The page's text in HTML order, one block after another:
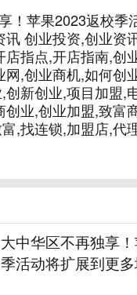
！苹果2023返校季
讯 创业投资,创业资
店指点,开店指南,创
网,创业商机,如何创
创新创业,项目加盟,
创业,创业加盟,致富
,找连锁,加盟店,代
大中华区不再独享
季活动将扩展到更